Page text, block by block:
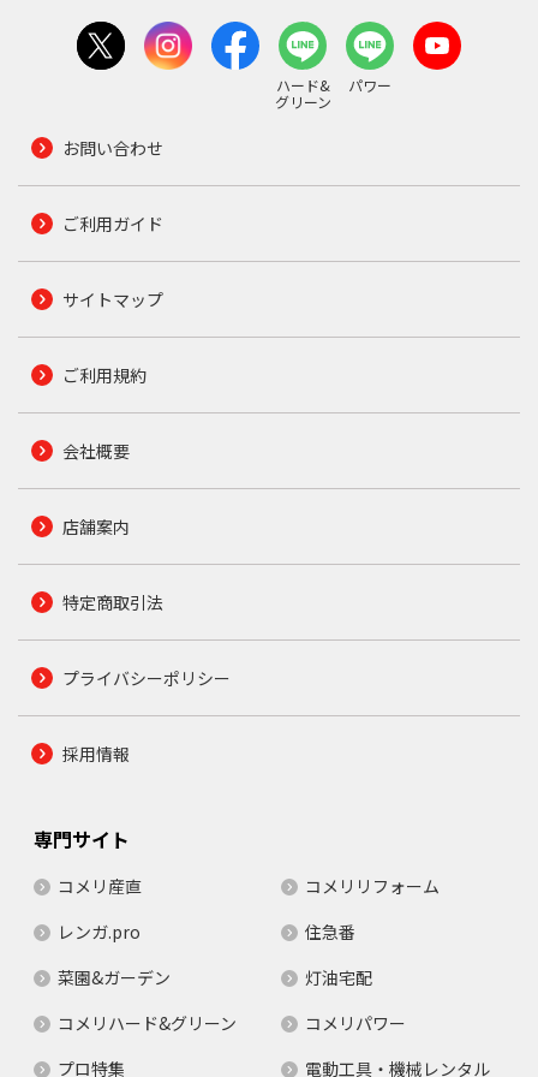
ハード&
グリーン
パワー
お問い合わせ
ご利用ガイド
サイトマップ
ご利用規約
会社概要
店舗案内
特定商取引法
プライバシーポリシー
採用情報
専門サイト
コメリ産直
コメリリフォーム
レンガ.pro
住急番
菜園&ガーデン
灯油宅配
コメリハード&グリーン
コメリパワー
プロ特集
電動工具・機械レンタル